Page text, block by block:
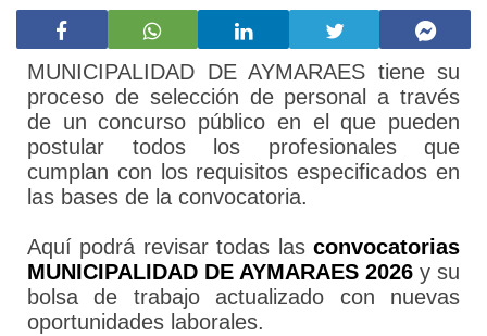
MUNICIPALIDAD DE AYMARAES tiene su
proceso de selección de personal a través
de un concurso público en el que pueden
postular todos los profesionales que
cumplan con los requisitos especificados en
las bases de la convocatoria.
Aquí podrá revisar todas las convocatorias
MUNICIPALIDAD DE AYMARAES 2026 y su
bolsa de trabajo actualizado con nuevas
oportunidades laborales.